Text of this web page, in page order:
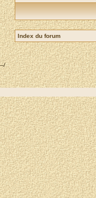
Index du forum
--/